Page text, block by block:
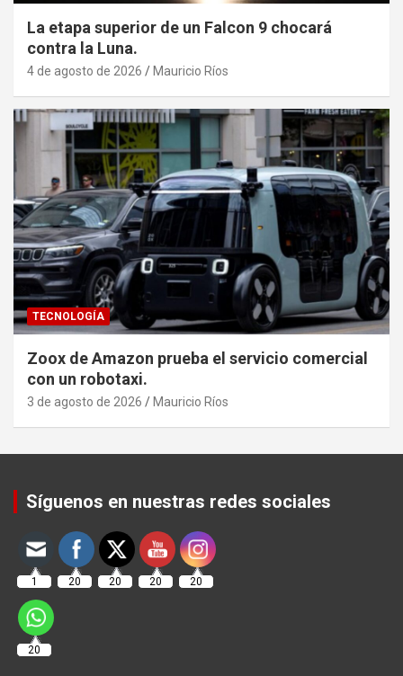
La etapa superior de un Falcon 9 chocará
contra la Luna.
4 de agosto de 2026 Mauricio Ríos
TECNOLOGÍA
Zoox de Amazon prueba el servicio comercial
con un robotaxi.
3 de agosto de 2026 Mauricio Ríos
Síguenos en nuestras redes sociales
1 20 20 20 20
20